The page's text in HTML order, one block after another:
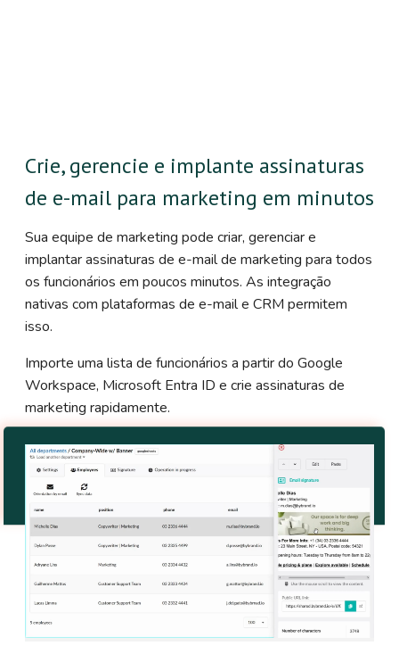
Crie, gerencie e implante assinaturas
de e-mail para marketing em minutos
Sua equipe de marketing pode criar, gerenciar e
implantar assinaturas de e-mail de marketing para todos
os funcionários em poucos minutos. As integração
nativas com plataformas de e-mail e CRM permitem
isso.
Importe uma lista de funcionários a partir do Google
Workspace, Microsoft Entra ID e crie assinaturas de
marketing rapidamente.